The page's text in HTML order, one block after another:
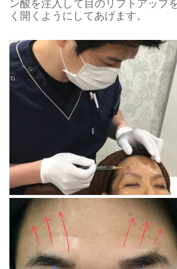
ン酸を注入して目のリフトアップ
く開くようにしてあげます。